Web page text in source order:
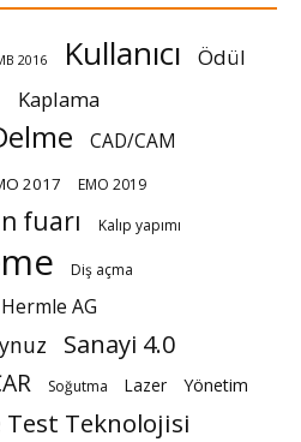
2016 Kullanıcı Ödül
Kaplama
CAD/CAM
2017 EMO 2019
fuarı Kalıp yapımı
Diş açma
Hermle AG
Sanayi 4.0
Soğutma Lazer Yönetim
Test Teknolojisi